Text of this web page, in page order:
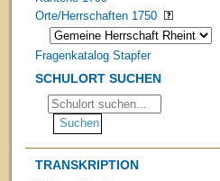
Orte/Herrschaften 1750
Fragenkatalog Stapfer
SCHULORT SUCHEN
TRANSKRIPTION